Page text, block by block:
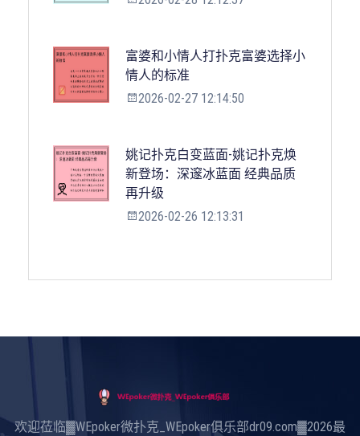
富婆和小情人打扑克富婆选择小
情人的标准
2026-02-27 12:14:50
姚记扑克白变蓝面-姚记扑克焕
新登场：深邃冰蓝面 经典品质
再升级
2026-02-26 12:13:31
欢迎莅临▓WEpoker微扑克_WEpoker俱乐部dr09.com▓2026最